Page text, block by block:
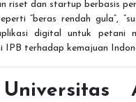
riset dan startup berbasis
“beras rendah gula”,
digital untuk petani
IPB terhadap kemajuan
Universitas